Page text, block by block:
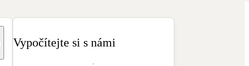
Tepelná čerpadla na chlazení
Rekonstrukce
Vypočítejte si s námi